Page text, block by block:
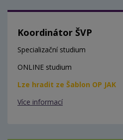
Koordinátor ŠVP
Specializační studium
ONLINE studium
Lze hradit ze Šablon OP JAK
Více informací